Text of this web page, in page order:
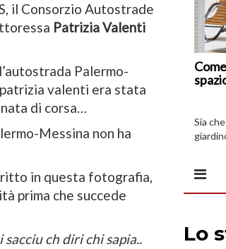
il Consorzio Autostrade
Patrizia Valenti
Palermo-
valenti era stata
di corsa…
Messina non ha
in questa fotografia,
prima che succede
ch diri chi sapia..
Sia